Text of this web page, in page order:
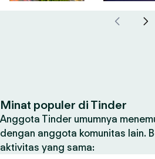
Minat populer di Tinder
Anggota Tinder umumnya
dengan anggota komunitas lain.
aktivitas yang sama: